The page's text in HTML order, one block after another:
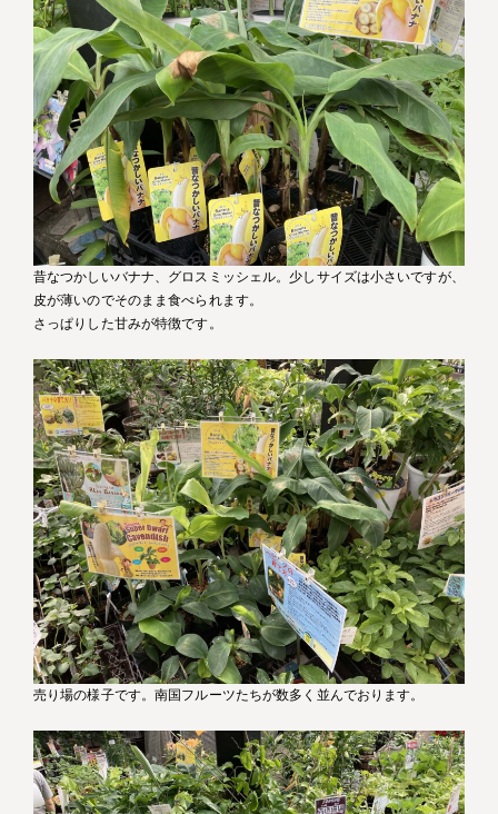
昔なつかしいバナナ、グロスミッシェル。少しサイズは小さいですが、
皮が薄いのでそのまま食べられます。
さっぱりした甘みが特徴です。
売り場の様子です。南国フルーツたちが数多く並んでおります。